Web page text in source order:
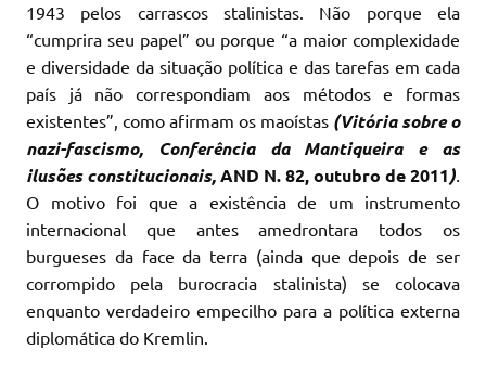
1943 pelos carrascos stalinistas. Não porque ela
“cumprira seu papel” ou porque “a maior complexidade
e diversidade da situação política e das tarefas em cada
país já não correspondiam aos métodos e formas
existentes”, como afirmam os maoístas (Vitória sobre o
nazi-fascismo, Conferência da Mantiqueira e as
ilusões constitucionais,AND N. 82, outubro de 2011).
O motivo foi que a existência de um instrumento
internacional que antes amedrontara todos os
burgueses da face da terra (ainda que depois de ser
corrompido pela burocracia stalinista) se colocava
enquanto verdadeiro empecilho para a política externa
diplomática do Kremlin.